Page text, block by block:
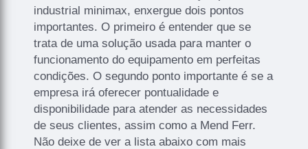
industrial minimax, enxergue dois pontos
importantes. O primeiro é entender que se
trata de uma solução usada para manter o
funcionamento do equipamento em perfeitas
condições. O segundo ponto importante é se a
empresa irá oferecer pontualidade e
disponibilidade para atender as necessidades
de seus clientes, assim como a Mend Ferr.
Não deixe de ver a lista abaixo com mais